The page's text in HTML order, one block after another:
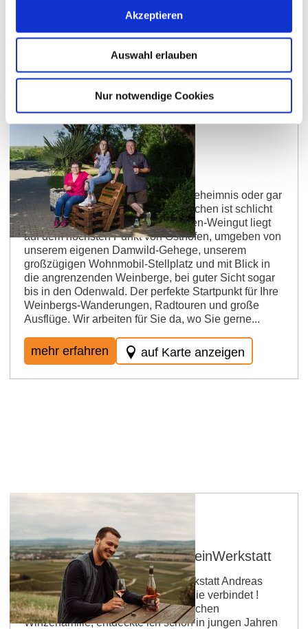
Akzeptieren
Auswahl erlauben
Nur notwendige Cookies
Weingut Borntaler Hof
„Weinmachen“ ist eigentlich kein Geheimnis oder gar
eine Wissenschaft – Nein: Weinmachen ist schlicht
unsere Leidenschaft! Unser Familien-Weingut liegt
auf dem höchsten Punkt von Osthofen, umgeben von
unserem eigenen Damwild-Gehege, unserem
großzügigen Wohnmobil-Stellplatz und mit Blick in
die angrenzenden Weinberge, bei guter Sicht sogar
bis in den Odenwald. Der perfekte Startpunkt für Ihre
Weinbergs-Wanderungen, Radtouren und große
Ausflüge. Wir arbeiten für Sie da, wo Sie gerne...
mehr erfahren auf Karte anzeigen
Andreas Brummund - die WeinWerkstatt
Andreas Brummund - die WeinWerkstatt Andreas
Brummund steht für Leidenschaft, die verbindet !
Aufgewachsen in einer rheinhessischen
Winzerfamilie, entdeckte ich schon in jungen Jahren